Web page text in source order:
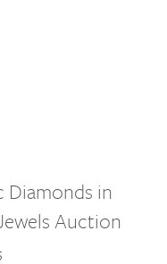
Diamonds in
Auction